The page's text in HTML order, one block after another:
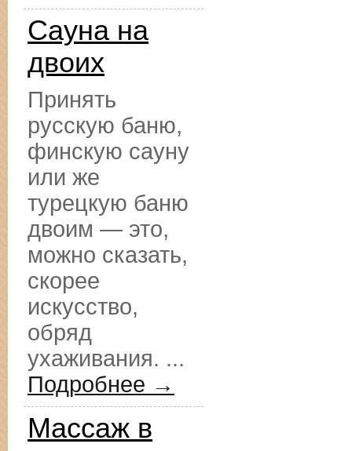
Сауна на
двоих
Принять
русскую баню,
финскую сауну
или же
турецкую баню
двоим — это,
можно сказать,
скорее
искусство,
обряд
ухаживания. ...
Подробнее →
Массаж в